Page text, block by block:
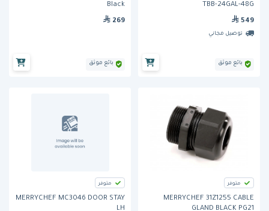
TBB-24GAL-48G
549
توصيل مجاني
بائع موثق
Black
269
بائع موثق
متوفر
MERRYCHEF 31Z1255 CABLE
GLAND BLACK PG21
متوفر
MERRYCHEF MC3046 DOOR STAY
LH